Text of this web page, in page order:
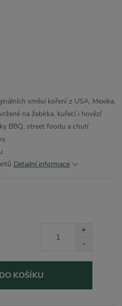
směsí koření z USA, Mexika,
na žebírka, kuřecí i hovězí
BBQ, street foodu a chutí
Detailní informace
KOŠÍKU